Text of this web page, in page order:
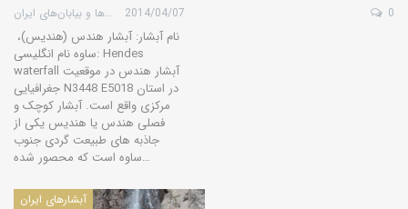
گروه کویرها و بیابان‌های ایران 2014/04/07 0
ساوه نام انگلیسی: Hendes
waterfall آبشار هندس در موقعیت
جغرافیایی N3448 E5018 در استان
مرکزی واقع است. آبشار کوچک و
فصلی هندس یا هندیس یکی از
جاذبه های طبیعت گردی جنوب
ساوه است که محصور شده…
آبشارهای ایران